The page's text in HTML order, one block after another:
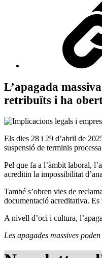
L’apagada
retribuïts i ha
Els dies 28 i 29 d’abril de
suspensió de terminis
Pel que fa a l’àmbit laboral,
acreditin la impossibilitat
També s’obren vies de
documentació acreditativa. Es
A nivell d’oci i cultura,
Les apagades massives